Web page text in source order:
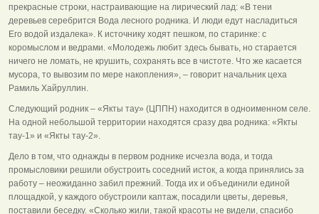
прекрасные строки, настраивающие на лирический лад: «В тени
деревьев серебрится Вода лесного родника. И люди едут насладиться
Его водой издалека». К источнику ходят пешком, по старинке: с
коромыслом и ведрами. «Молодежь любит здесь бывать, но старается
ничего не ломать, не крушить, сохранять все в чистоте. Что же касается
мусора, то вывозим по мере накопления», – говорит начальник цеха
Рамиль Хайруллин.
Следующий родник – «Якты тау» (ЦППН) находится в одноименном селе.
На одной небольшой территории находятся сразу два родника: «Якты
тау-1» и «Якты тау-2».
Дело в том, что однажды в первом роднике исчезла вода, и тогда
промысловики решили обустроить соседний исток, а когда принялись за
работу – неожиданно забил прежний. Тогда их и объединили единой
площадкой, у каждого обустроили каптаж, посадили цветы, деревья,
поставили беседку. «Сколько жили, такой красоты не видели, спасибо